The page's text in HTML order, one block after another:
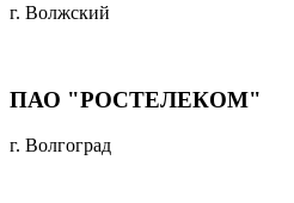
г. Волжский
ПАО "РОСТЕЛЕКОМ"
г. Волгоград